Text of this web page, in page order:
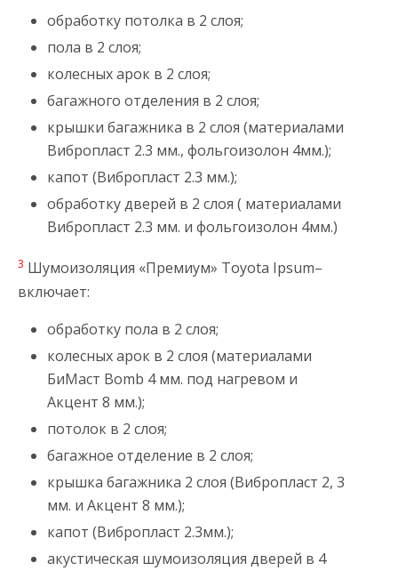
обработку потолка в 2 слоя;
пола в 2 слоя;
колесных арок в 2 слоя;
багажного отделения в 2 слоя;
крышки багажника в 2 слоя (материалами
Вибропласт 2.3 мм., фольгоизолон 4мм.);
капот (Вибропласт 2.3 мм.);
обработку дверей в 2 слоя ( материалами
Вибропласт 2.3 мм. и фольгоизолон 4мм.)
3 Шумоизоляция «Премиум» Toyota Ipsum–
включает:
обработку пола в 2 слоя;
колесных арок в 2 слоя (материалами
БиМаст Bomb 4 мм. под нагревом и
Акцент 8 мм.);
потолок в 2 слоя;
багажное отделение в 2 слоя;
крышка багажника 2 слоя (Вибропласт 2, 3
мм. и Акцент 8 мм.);
капот (Вибропласт 2.3мм.);
акустическая шумоизоляция дверей в 4